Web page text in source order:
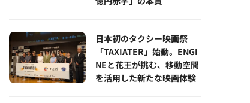
日本初のタクシー映画祭
「TAXIATER」始動。ENGI
NEと花王が挑む、移動空間
を活用した新たな映画体験